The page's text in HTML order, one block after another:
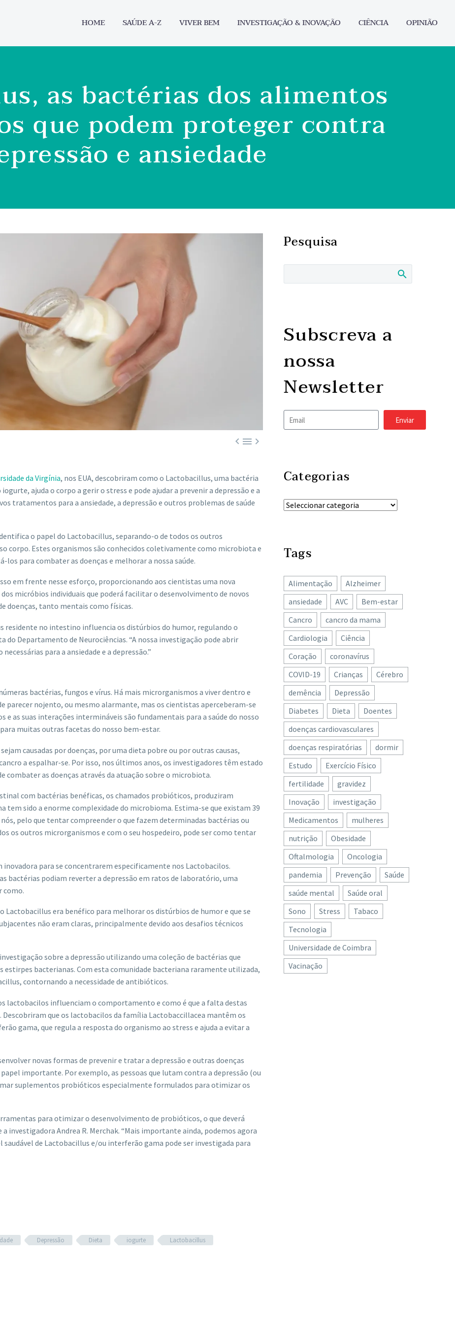
HOME SAÚDE A-Z VIVER BEM INVESTIGAÇÃO & INOVAÇÃO CIÊNCIA OPINIÃO
as bactérias dos alimentos
que podem proteger contra
e ansiedade

da Virgínia, nos EUA, descobriram como o Lactobacillus, uma bactéria
iogurte, ajuda o corpo a gerir o stress e pode ajudar a prevenir a depressão e a
tratamentos para a ansiedade, a depressão e outros problemas de saúde
o papel do Lactobacillus, separando-o de todos os outros
corpo. Estes organismos são conhecidos coletivamente como microbiota e
para combater as doenças e melhorar a nossa saúde.
em frente nesse esforço, proporcionando aos cientistas uma nova
micróbios individuais que poderá facilitar o desenvolvimento de novos
doenças, tanto mentais como físicas.
residente no intestino influencia os distúrbios do humor, regulando o
Departamento de Neurociências. “A nossa investigação pode abrir
para a ansiedade e a depressão.”
bactérias, fungos e vírus. Há mais microrganismos a viver dentro e
parecer nojento, ou mesmo alarmante, mas os cientistas aperceberam-se
e as suas interações intermináveis são fundamentais para a saúde do nosso
muitas outras facetas do nosso bem-estar.
causadas por doenças, por uma dieta pobre ou por outras causas,
a espalhar-se. Por isso, nos últimos anos, os investigadores têm estado
as doenças através da atuação sobre o microbiota.
com bactérias benéficas, os chamados probióticos, produziram
tem sido a enorme complexidade do microbioma. Estima-se que existam 39
pelo que tentar compreender o que fazem determinadas bactérias ou
os outros microrganismos e com o seu hospedeiro, pode ser como tentar
inovadora para se concentrarem especificamente nos Lactobacilos.
bactérias podiam reverter a depressão em ratos de laboratório, uma
como.
era benéfico para melhorar os distúrbios de humor e que se
não eram claras, principalmente devido aos desafios técnicos
sobre a depressão utilizando uma coleção de bactérias que
estirpes bacterianas. Com esta comunidade bacteriana raramente utilizada,
contornando a necessidade de antibióticos.
lactobacilos influenciam o comportamento e como é que a falta destas
Descobriram que os lactobacilos da família Lactobaccillacea mantêm os
gama, que regula a resposta do organismo ao stress e ajuda a evitar a
novas formas de prevenir e tratar a depressão e outras doenças
importante. Por exemplo, as pessoas que lutam contra a depressão (ou
suplementos probióticos especialmente formulados para otimizar os
para otimizar o desenvolvimento de probióticos, o que deverá
investigadora Andrea R. Merchak. “Mais importante ainda, podemos agora
de Lactobacillus e/ou interferão gama pode ser investigada para
Depressão Dieta iogurte
Lactobacillus
Pesquisa
Subscreva a
nossa
Newsletter
Enviar
Categorias
Tags
Alimentação
Alzheimer
ansiedade
AVC
Bem-estar
Cancro
cancro da mama
Cardiologia
Ciência
Coração
coronavírus
COVID-19
Crianças
Cérebro
demência
Depressão
Diabetes
Dieta
Doentes
doenças cardiovasculares
doenças respiratórias
dormir
Estudo
Exercício Físico
fertilidade
gravidez
Inovação
investigação
Medicamentos
mulheres
nutrição
Obesidade
Oftalmologia
Oncologia
pandemia
Prevenção
Saúde
saúde mental
Saúde oral
Sono
Stress
Tabaco
Tecnologia
Universidade de Coimbra
Vacinação